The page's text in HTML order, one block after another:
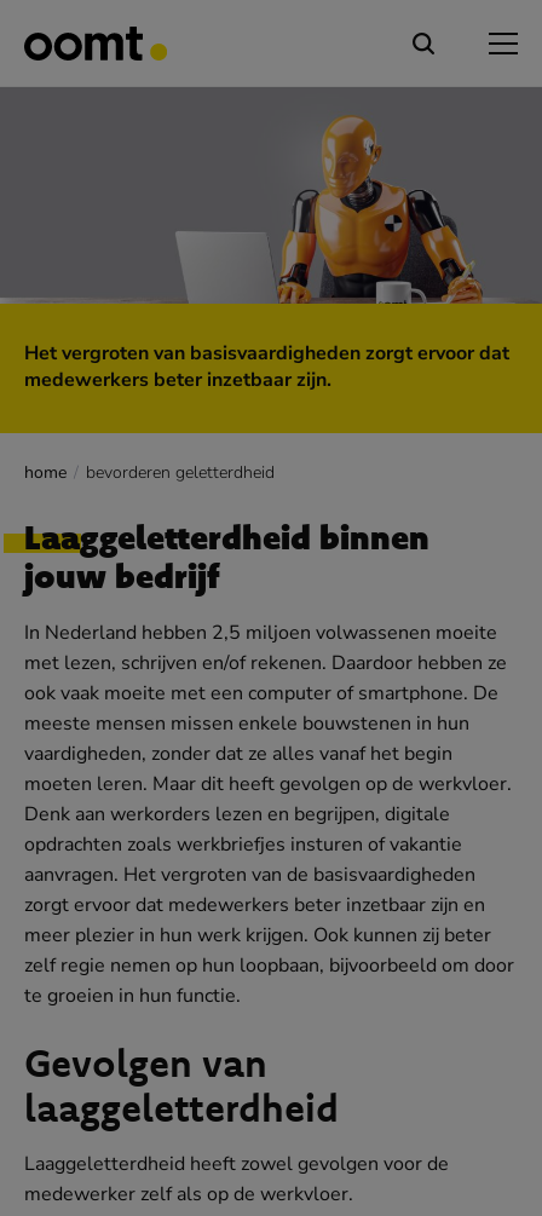
Het vergroten van basisvaardigheden zorgt ervoor dat
medewerkers beter inzetbaar zijn.
home bevorderen geletterdheid
Laaggeletterdheid binnen
jouw bedrijf
In Nederland hebben 2,5 miljoen volwassenen moeite
met lezen, schrijven en/of rekenen. Daardoor hebben ze
ook vaak moeite met een computer of smartphone. De
meeste mensen missen enkele bouwstenen in hun
vaardigheden, zonder dat ze alles vanaf het begin
moeten leren. Maar dit heeft gevolgen op de werkvloer.
Denk aan werkorders lezen en begrijpen, digitale
opdrachten zoals werkbriefjes insturen of vakantie
aanvragen. Het vergroten van de basisvaardigheden
zorgt ervoor dat medewerkers beter inzetbaar zijn en
meer plezier in hun werk krijgen. Ook kunnen zij beter
zelf regie nemen op hun loopbaan, bijvoorbeeld om door
te groeien in hun functie.
Gevolgen van
laaggeletterdheid
Laaggeletterdheid heeft zowel gevolgen voor de
medewerker zelf als op de werkvloer.